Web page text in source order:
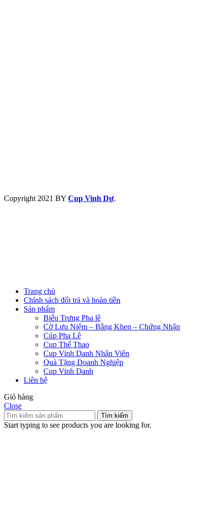
Copyright 2021 BY Cup Vinh Dự.
Trang chủ
Chính sách đổi trả và hoàn tiền
Sản phẩm
Biểu Trưng Pha lê
Cờ Lưu Niệm – Bằng Khen – Chứng Nhận
Cúp Pha Lê
Cup Thể Thao
Cup Vinh Danh Nhân Viên
Quà Tặng Doanh Nghiệp
Cup Vinh Danh
Liên hệ
Giỏ hàng
Close
Tìm kiếm
Start typing to see products you are looking for.